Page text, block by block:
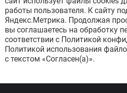
работы пользователя. К сайту
Яндекс.Метрика. Продолжая
вы соглашаетесь на обработку
соответствии с Политикой
Политикой использования
с текстом «Согласен(а)».
Оставляя заявку Вы
Отправить
Оставляя заявку Вы
Дмитров
Фрязино
Дзержинский
Солнечногорск
Краснознаменск
Кашира